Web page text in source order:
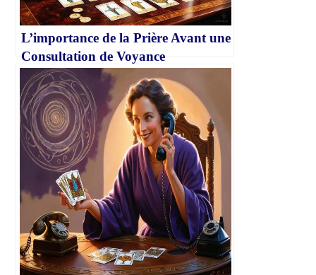
L’importance de la Prière Avant une
Consultation de Voyance